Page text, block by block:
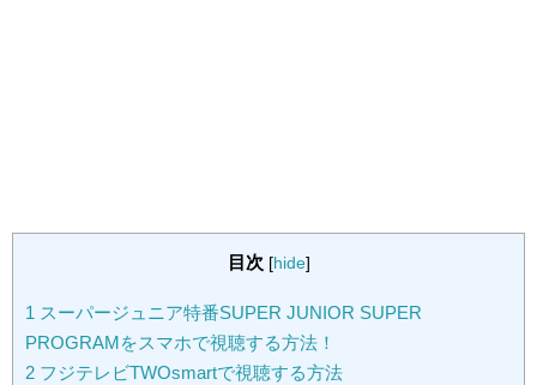
目次 [hide]
1 スーパージュニア特番SUPER JUNIOR SUPER
PROGRAMをスマホで視聴する方法！
2 フジテレビTWOsmartで視聴する方法